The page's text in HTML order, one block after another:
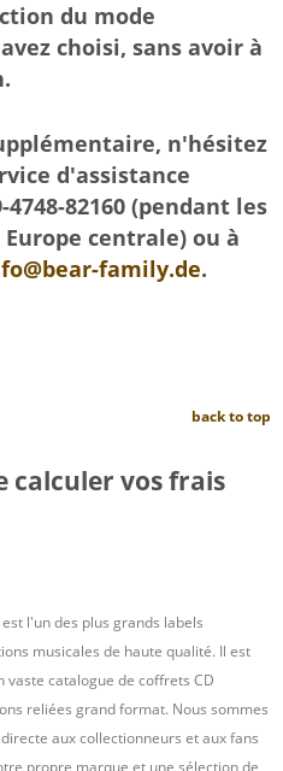
du mode
choisi, sans avoir à
n'hésitez
d'assistance
82160 (pendant les
centrale) ou à
family.de.
back to top
calculer vos frais
l'un des plus grands labels
musicales de haute qualité. Il est
catalogue de coffrets CD
reliées grand format. Nous sommes
aux collectionneurs et aux fans
propre marque et une sélection de